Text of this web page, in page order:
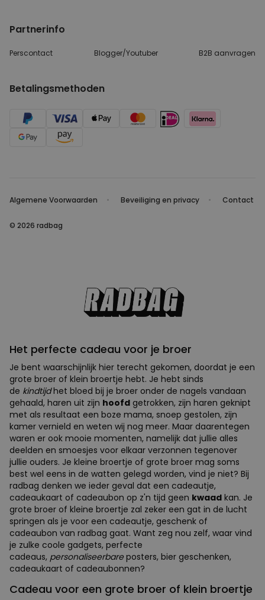
Partnerinfo
Perscontact Blogger/Youtuber B2B aanvragen
Betalingsmethoden
Algemene Voorwaarden Beveiliging en privacy Contact
© 2026 radbag
Het perfecte cadeau voor je broer
Je bent waarschijnlijk hier terecht gekomen, doordat je een
grote broer of klein broertje hebt. Je hebt sinds
de kindtijdhet bloed bij je broer onder de nagels vandaan
gehaald, haren uit zijn hoofd getrokken, zijn haren geknipt
met als resultaat een boze mama, snoep gestolen, zijn
kamer vernield en weten wij nog meer. Maar daarentegen
waren er ook mooie momenten, namelijk dat jullie alles
deelden en smoesjes voor elkaar verzonnen tegenover
jullie ouders. Je kleine broertje of grote broer mag soms
best wel eens in de watten gelegd worden, vind je niet? Bij
radbag denken we ieder geval dat een cadeautje,
cadeaukaart of cadeaubon op z'n tijd geen kwaad kan. Je
grote broer of kleine broertje zal zeker een gat in de lucht
springen als je voor een cadeautje, geschenk of
cadeaubon van radbag gaat. Want zeg nou zelf, waar vind
je zulke coole gadgets, perfecte
cadeaus, personaliseerbareposters, bier geschenken,
cadeaukaart of cadeaubonnen?
Cadeau voor een grote broer of klein broertje